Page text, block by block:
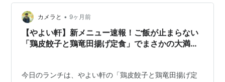
カメラと • 9ヶ月前
【やよい軒】新メニュー速報！ご飯が止まらない
「鶏皮餃子と鶏竜田揚げ定食」でまさかの大満
今日のランチは、やよい軒の「鶏皮餃子と鶏竜田揚げ定